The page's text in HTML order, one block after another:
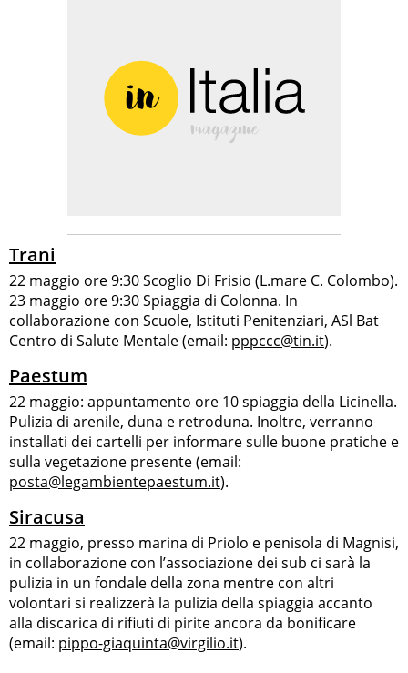
Trani
22 maggio ore 9:30 Scoglio Di Frisio (L.mare C. Colombo).
23 maggio ore 9:30 Spiaggia di Colonna. In
collaborazione con Scuole, Istituti Penitenziari, ASl Bat
Centro di Salute Mentale (email: pppccc@tin.it).
Paestum
22 maggio: appuntamento ore 10 spiaggia della Licinella.
Pulizia di arenile, duna e retroduna. Inoltre, verranno
installati dei cartelli per informare sulle buone pratiche e
sulla vegetazione presente (email:
posta@legambientepaestum.it).
Siracusa
22 maggio, presso marina di Priolo e penisola di Magnisi,
in collaborazione con l’associazione dei sub ci sarà la
pulizia in un fondale della zona mentre con altri
volontari si realizzerà la pulizia della spiaggia accanto
alla discarica di rifiuti di pirite ancora da bonificare
(email: pippo-giaquinta@virgilio.it).